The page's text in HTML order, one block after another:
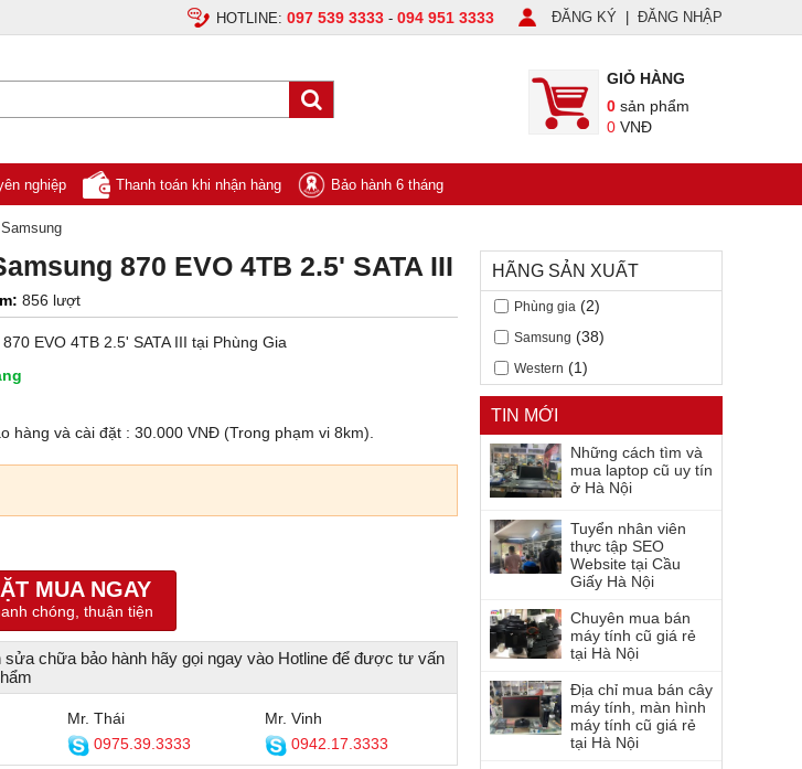
HOTLINE: 097 539 3333 - 094 951 3333 ĐĂNG KÝ ĐĂNG NHẬP
GIỎ HÀNG
0 sản phẩm
0 VNĐ
nghiệp Thanh toán khi nhận hàng Bảo hành 6 tháng
870 EVO 4TB 2.5' SATA III
856 lượt
EVO 4TB 2.5' SATA III tại Phùng Gia
hàng và cài đặt : 30.000 VNĐ (Trong phạm vi 8km).
MUA NGAY
chóng, thuận tiện
sửa chữa bảo hành hãy gọi ngay vào Hotline để được tư vấn
Mr. Thái
0975.39.3333
Mr. Vinh
0942.17.3333
HÃNG SẢN XUẤT
Phùng gia (2)
Samsung (38)
Western (1)
TIN MỚI
Những cách tìm và
mua laptop cũ uy tín
ở Hà Nội
Tuyển nhân viên
thực tập SEO
Website tại Cầu
Giấy Hà Nội
Chuyên mua bán
máy tính cũ giá rẻ
tại Hà Nội
Địa chỉ mua bán cây
máy tính, màn hình
máy tính cũ giá rẻ
tại Hà Nội